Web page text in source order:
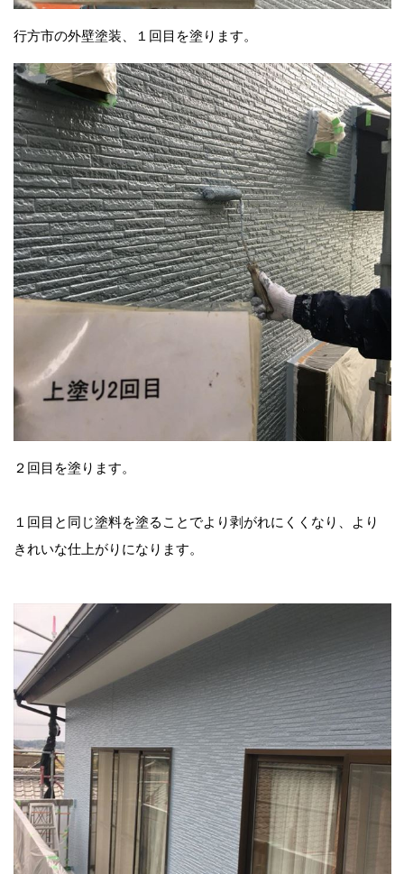
行方市の外壁塗装、１回目を塗ります。
２回目を塗ります。
１回目と同じ塗料を塗ることでより剥がれにくくなり、より
きれいな仕上がりになります。